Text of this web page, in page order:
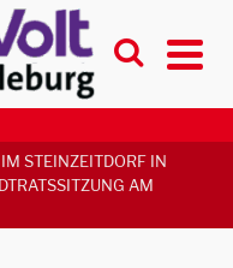
STEINZEITDORF IN
AM